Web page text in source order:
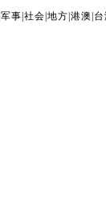
军事 社会 地方 港澳